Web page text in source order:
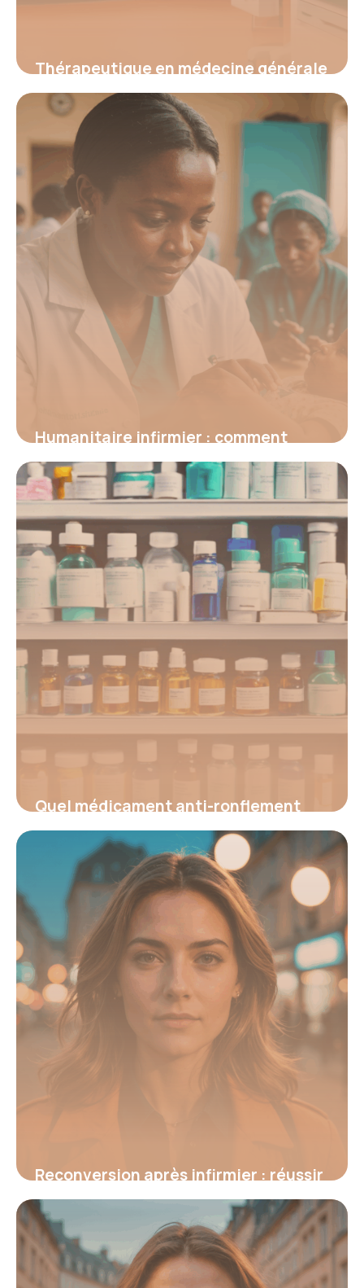
Thérapeutique en médecine générale
: Innovations, enjeux et pratiques de
terrain
16 juin 2026
Humanitaire infirmier : comment
s’engager pour la santé des
populations vulnérables
6 juin 2026
Quel médicament anti-ronflement
choisir en pharmacie ? Solutions
efficaces et avis d’experts
6 juin 2026
Reconversion après infirmier : réussir
sa transition professionnelle et
s’épanouir
6 juin 2026